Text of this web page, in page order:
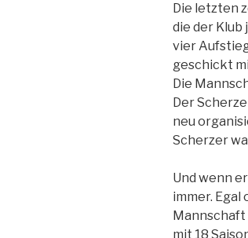
Die letzten
die der
vier
geschickt
Die
Der
neu
Scherzer
Und wenn
immer. Egal
Mannschaft
mit 18